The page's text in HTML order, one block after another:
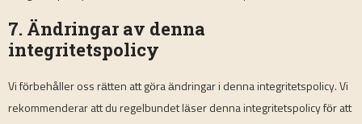
7. Ändringar av denna
integritetspolicy
Vi förbehåller oss rätten att göra ändringar i denna integritetspolicy. Vi
rekommenderar att du regelbundet läser denna integritetspolicy för att